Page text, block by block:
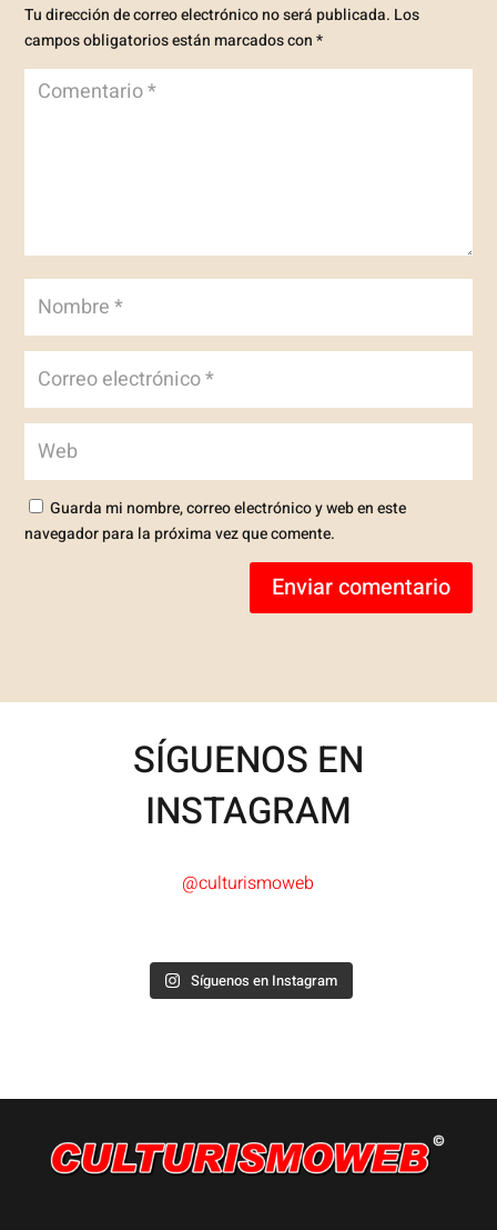
Tu dirección de correo electrónico no será publicada. Los
campos obligatorios están marcados con*
Guarda mi nombre, correo electrónico y web en este
navegador para la próxima vez que comente.
Enviar comentario
SÍGUENOS EN
INSTAGRAM
@culturismoweb
Síguenos en Instagram